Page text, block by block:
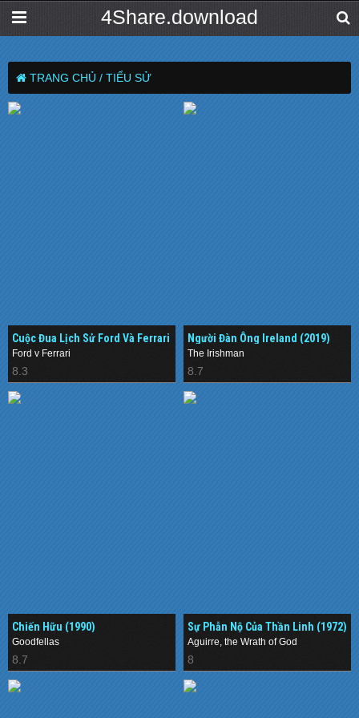
4Share.download
TRANG CHỦ / TIỂU SỬ
Cuộc Đua Lịch Sử Ford Và Ferrari
(2019)
Ford v Ferrari
8.3
Người Đàn Ông Ireland (2019)
The Irishman
8.7
Chiến Hữu (1990)
Goodfellas
8.7
Sự Phẫn Nộ Của Thần Linh (1972)
Aguirre, the Wrath of God
8